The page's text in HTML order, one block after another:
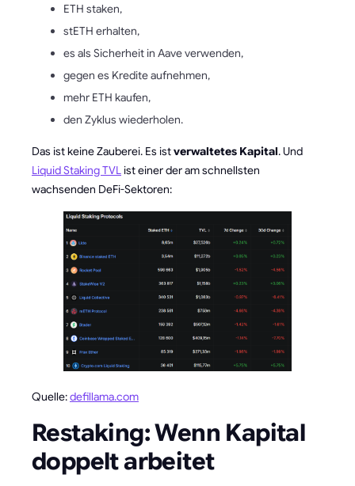
ETH staken,
stETH erhalten,
es als Sicherheit in Aave verwenden,
gegen es Kredite aufnehmen,
mehr ETH kaufen,
den Zyklus wiederholen.
Das ist keine Zauberei. Es istverwaltetes Kapital. Und
Liquid Staking TVList einer der am schnellsten
wachsenden DeFi-Sektoren:
Quelle:defillama.com
Restaking: Wenn Kapital
doppelt arbeitet